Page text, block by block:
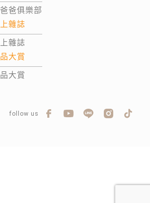
爸俱樂部
雜誌
雜誌
大賞
大賞
follow us